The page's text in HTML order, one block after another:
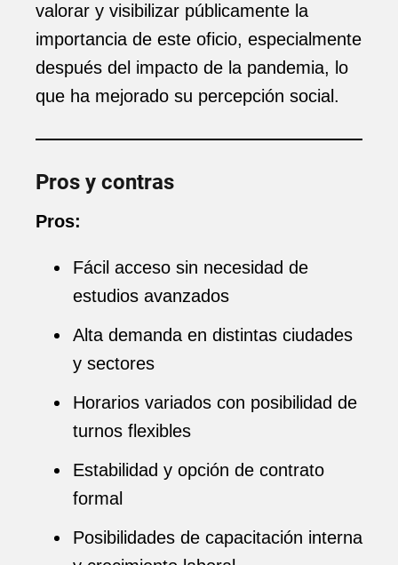
valorar y visibilizar públicamente la
importancia de este oficio, especialmente
después del impacto de la pandemia, lo
que ha mejorado su percepción social.
Pros y contras
Pros:
Fácil acceso sin necesidad de
estudios avanzados
Alta demanda en distintas ciudades
y sectores
Horarios variados con posibilidad de
turnos flexibles
Estabilidad y opción de contrato
formal
Posibilidades de capacitación interna